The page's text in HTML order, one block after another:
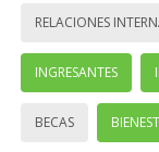
RELACIONES
INGRESANTES
BECAS